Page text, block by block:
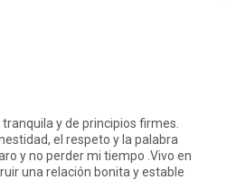
y de principios firmes.
el respeto y la palabra
y no perder mi tiempo .Vivo en
una relación bonita y estable